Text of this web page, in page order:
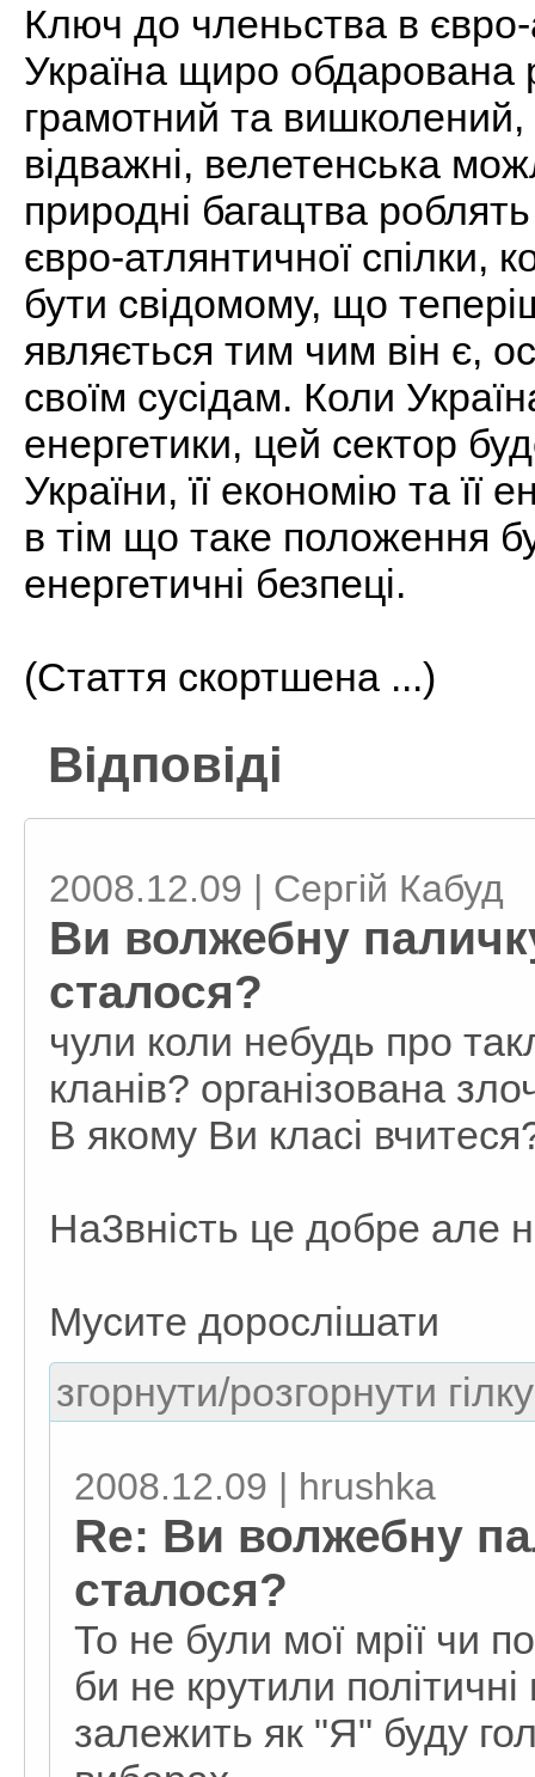
Ключ до членьства в євро-
Україна щиро обдарована
грамотний та вишколений,
відважні, велетенська
природні багацтва
євро-атлянтичної спілки,
бути свідомому, що
являється тим чим він є,
своїм сусідам. Коли
енергетики, цей сектор
України, її економію та її
в тім що таке положення
енергетичні безпеці.
(Стаття скортшена ...)
Відповіді
2008.12.09 | Сергій Кабуд
Ви волжебну
сталося?
чули коли небудь про
кланів? організована
В якому Ви класі
На3вність це добре але
Мусите дорослішати
згорнути/розгорнути
2008.12.09 | hrushka
Re: Ви волжебну
сталося?
То не були мої мрії чи
би не крутили
залежить як "Я" буду